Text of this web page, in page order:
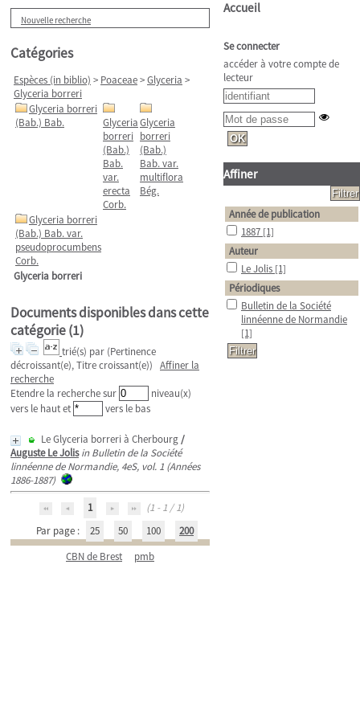
Nouvelle recherche
Catégories
Espèces (in biblio) > Poaceae>Glyceria >
Glyceria borreri
Glyceria borreri
(Bab.) Bab.
Glyceria
borreri
(Bab.)
Bab.
var.
erecta
Corb.
Glyceria
borreri
(Bab.)
Bab. var.
multiflora
Bég.
Glyceria borreri
(Bab.) Bab. var.
pseudoprocumbens
Corb.
Glyceria borreri
Documents disponibles dans cette
catégorie (1)
trié(s) par (Pertinence
décroissant(e), Titre croissant(e)) Affiner la
recherche
Etendre la recherche sur
niveau(x)
vers le haut et
vers le bas
Le Glyceria borreri à Cherbourg/
Auguste Le Jolis in Bulletin de la Société
linnéenne de Normandie, 4eS, vol. 1 (Années
1886-1887)
1
(1 - 1 / 1)
Par page :
25 50 100
200
CBN de Brest
pmb
Accueil
Se connecter
accéder à votre compte de
lecteur
Affiner
Année de publication
1887 [1]
Auteur
Le Jolis [1]
Périodiques
Bulletin de la Société
linnéenne de Normandie
[1]